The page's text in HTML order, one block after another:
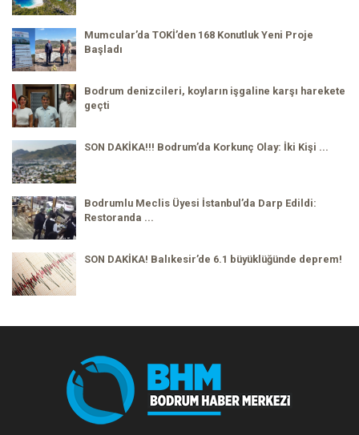
Mumcular’da TOKİ’den 168 Konutluk Yeni Proje
Başladı
Bodrum denizcileri, koyların işgaline karşı harekete
geçti
SON DAKİKA!!! Bodrum’da Korkunç Olay: İki Kişi ...
Bodrumlu Meclis Üyesi İstanbul’da Darp Edildi:
Restoranda ...
SON DAKİKA! Balıkesir’de 6.1 büyüklüğünde deprem!